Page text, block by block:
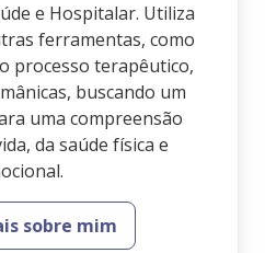
e Hospitalar. Utiliza
ferramentas, como
processo terapêutico,
buscando um
uma compreensão
da saúde física e
sobre mim